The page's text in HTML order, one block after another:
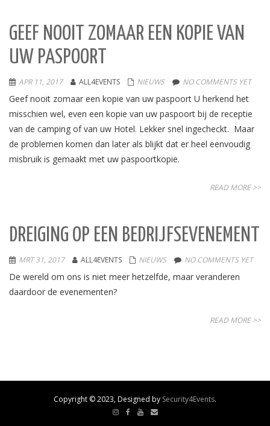
GEEF NOOIT ZOMAAR EEN KOPIE VAN
UW PASPOORT
APR 11, 2017 ALL4EVENTS NIEUWS NO COMMENTS YET
Geef nooit zomaar een kopie van uw paspoort U herkend het
misschien wel, even een kopie van uw paspoort bij de receptie
van de camping of van uw Hotel. Lekker snel ingecheckt. Maar
de problemen komen dan later als blijkt dat er heel eenvoudig
misbruik is gemaakt met uw paspoortkopie.
READ MORE >>
DREIGING OP EEN BEDRIJFSEVENEMENT
MRT 31, 2017 ALL4EVENTS NIEUWS NO COMMENTS YET
De wereld om ons is niet meer hetzelfde, maar veranderen
daardoor de evenementen?
READ MORE >>
Copyright © 2023, Designed by Security4Events.